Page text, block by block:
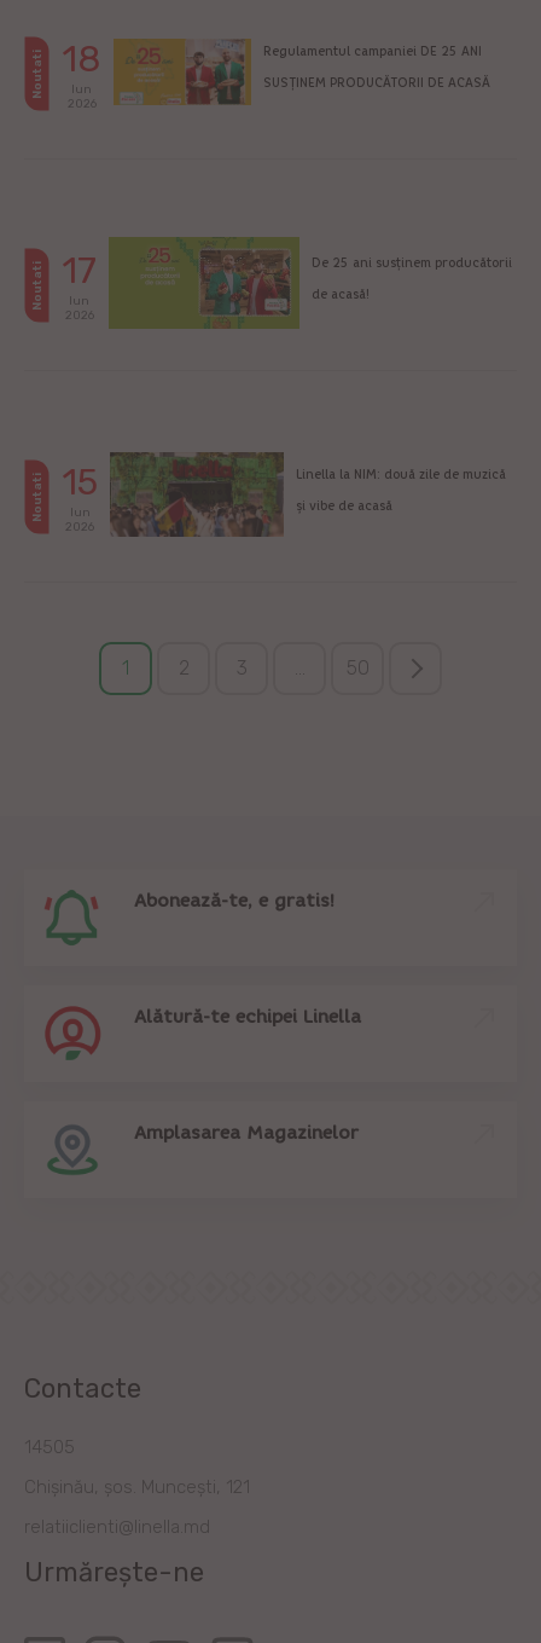
Noutati 18
Iun
2026
Regulamentul campaniei DE 25 ANI
SUSȚINEM PRODUCĂTORII DE ACASĂ
Noutati 17
Iun
2026
De 25 ani susținem producătorii
de acasă!
Noutati 15
Iun
2026
Linella la NIM: două zile de muzică
și vibe de acasă
1 2 3 ... 50
Abonează-te, e gratis!
Alătură-te echipei Linella
Amplasarea Magazinelor
Contacte
14505
Chișinău, șos. Muncești, 121
relatiiclienti@linella.md
Urmărește-ne